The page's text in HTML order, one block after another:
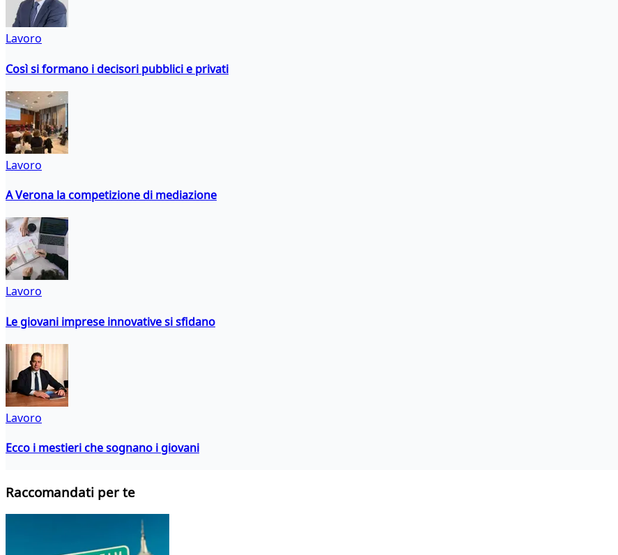
Lavoro
Così si formano i decisori pubblici e privati
Lavoro
A Verona la competizione di mediazione
Lavoro
Le giovani imprese innovative si sfidano
Lavoro
Ecco i mestieri che sognano i giovani
Raccomandati per te